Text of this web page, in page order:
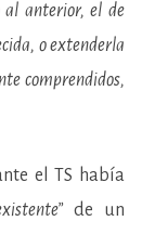
al anterior, el de
o extenderla
comprendidos,
el TS había
de un